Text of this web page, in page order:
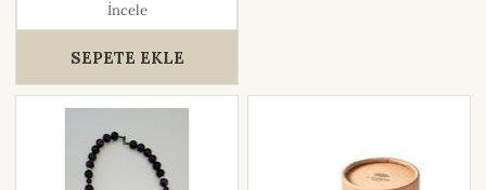
İncele
SEPETE EKLE